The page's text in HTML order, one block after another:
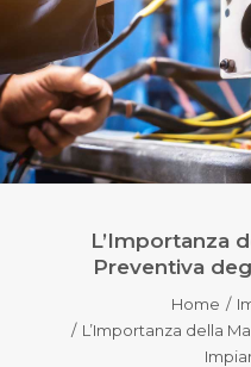
L’Importanza
Preventiva
Home
L’Importanza della